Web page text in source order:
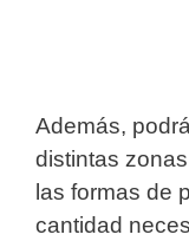
Además,
distintas
las formas de
cantidad